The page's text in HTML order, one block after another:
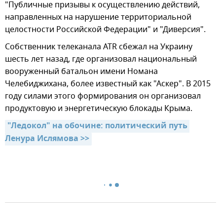
"Публичные призывы к осуществлению действий,
направленных на нарушение территориальной
целостности Российской Федерации" и "Диверсия".
Собственник телеканала ATR сбежал на Украину
шесть лет назад, где организовал национальный
вооруженный батальон имени Номана
Челебиджихана, более известный как "Аскер". В 2015
году силами этого формирования он организовал
продуктовую и энергетическую блокады Крыма.
"Ледокол" на обочине: политический путь
Ленура Ислямова >>